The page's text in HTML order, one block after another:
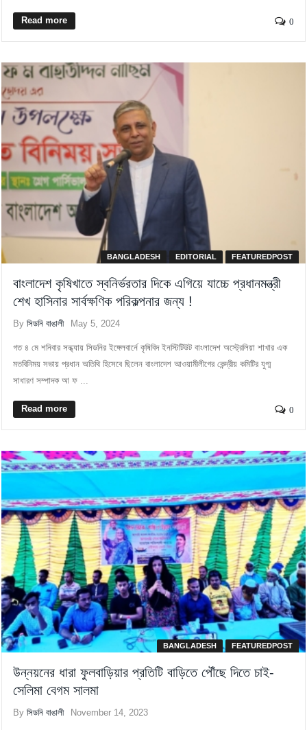
Read more 0
BANGLADESH EDITORIAL FEATUREDPOST
বাংলাদেশ কৃষিখাতে স্বনির্ভরতার দিকে এগিয়ে যাচ্চে প্রধানমন্ত্রী
শেখ হাসিনার সার্বক্ষণিক পরিকল্পনার জন্য !
Byসিডনি বাঙালী May 5, 2024
গত ৪ মে শনিবার সন্ধ্যায় সিডনির ইঙ্গেলবার্নে কৃষিবিদ ইনস্টিটিউট বাংলাদেশ অস্ট্রেলিয়া শাখার এক
মতবিনিময় সভায় প্রধান অতিথি হিসেবে ছিলেন বাংলাদেশ আওয়ামীলীগের কেন্দ্রীয় কমিটির যুগ্ম
সাধারণ সম্পাদক আ ফ ...
Read more 0
BANGLADESH FEATUREDPOST
উন্নয়নের ধারা ফুলবাড়িয়ার প্রতিটি বাড়িতে পৌঁছে দিতে চাই-
সেলিমা বেগম সালমা
Byসিডনি বাঙালী November 14, 2023